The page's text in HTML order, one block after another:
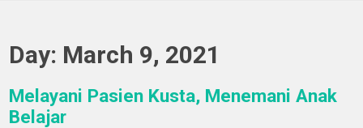
Day: March 9, 2021
Melayani Pasien Kusta, Menemani Anak
Belajar